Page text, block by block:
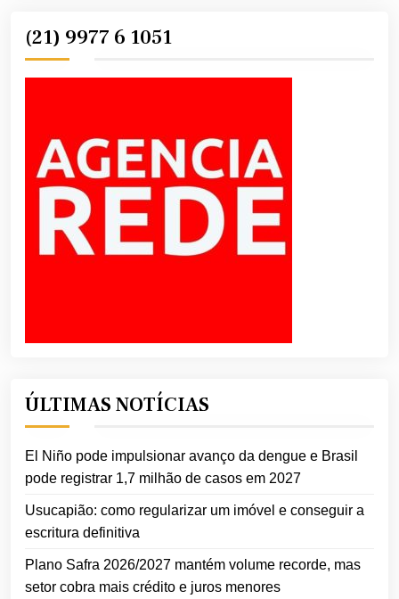
(21) 9977 6 1051
ÚLTIMAS NOTÍCIAS
El Niño pode impulsionar avanço da dengue e Brasil
pode registrar 1,7 milhão de casos em 2027
Usucapião: como regularizar um imóvel e conseguir a
escritura definitiva
Plano Safra 2026/2027 mantém volume recorde, mas
setor cobra mais crédito e juros menores